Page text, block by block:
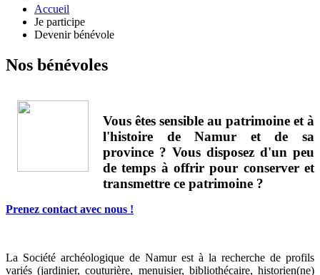
Accueil
Je participe
Devenir bénévole
Nos bénévoles
Vous êtes sensible au patrimoine et à
l'histoire de Namur et de sa
province ? Vous disposez d'un peu
de temps à offrir pour conserver et
transmettre ce patrimoine ?
Prenez contact avec nous !
La Société archéologique de Namur est à la recherche de profils
variés (jardinier, couturière, menuisier, bibliothécaire, historien(ne)